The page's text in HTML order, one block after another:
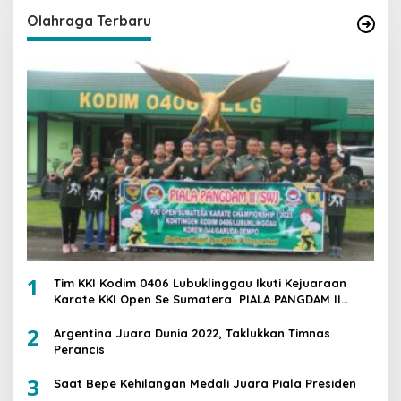
Olahraga Terbaru
1
Tim KKI Kodim 0406 Lubuklinggau Ikuti Kejuaraan
Karate KKI Open Se Sumatera PIALA PANGDAM II
2
Argentina Juara Dunia 2022, Taklukkan Timnas
Perancis
3 Saat Bepe Kehilangan Medali Juara Piala Presiden